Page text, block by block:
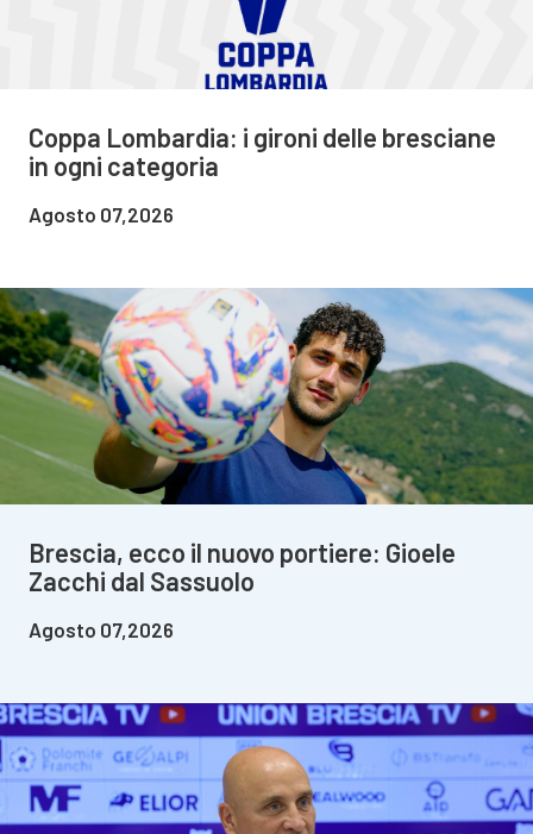
Coppa Lombardia: i gironi delle bresciane
in ogni categoria
Agosto 07,2026
Brescia, ecco il nuovo portiere: Gioele
Zacchi dal Sassuolo
Agosto 07,2026